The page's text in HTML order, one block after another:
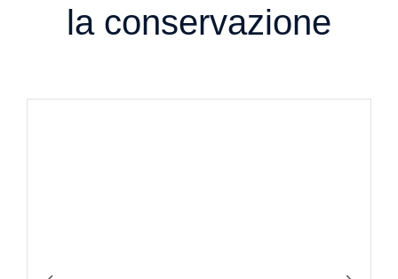
la conservazione